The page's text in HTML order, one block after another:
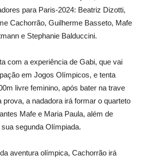
para Paris-2024: Beatriz Dizotti,
Cachorrão, Guilherme Basseto, Mafe
e Stephanie Balduccini.
com a experiência de Gabi, que vai
em Jogos Olímpicos, e tenta
livre feminino, após bater na trave
a nadadora irá formar o quarteto
Mafe e Maria Paula, além de
segunda Olímpiada.
aventura olímpica, Cachorrão irá